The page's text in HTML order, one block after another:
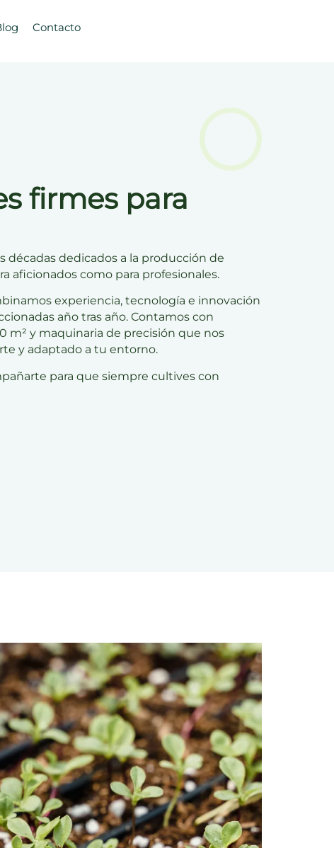
Contacto
firmes para
décadas dedicados a la producción de
aficionados como para profesionales.
experiencia, tecnología e innovación
año tras año. Contamos con
m² y maquinaria de precisión que nos
y adaptado a tu entorno.
para que siempre cultives con